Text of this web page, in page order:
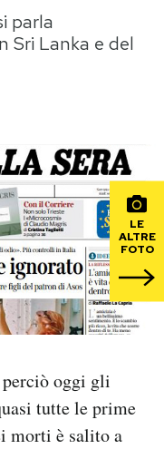
Idee
Boomer!
calcio 2026
parla
Lanka e del
LE
ALTRE
FOTO
oggi gli
tutte le prime
morti è salito a